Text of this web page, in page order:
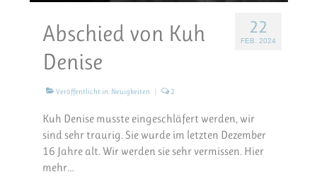
22
FEB. 2024
Abschied von Kuh
Denise
Veröffentlicht in: Neuigkeiten | 2
Kuh Denise musste eingeschläfert werden, wir
sind sehr traurig. Sie wurde im letzten Dezember
16 Jahre alt. Wir werden sie sehr vermissen. Hier
mehr…